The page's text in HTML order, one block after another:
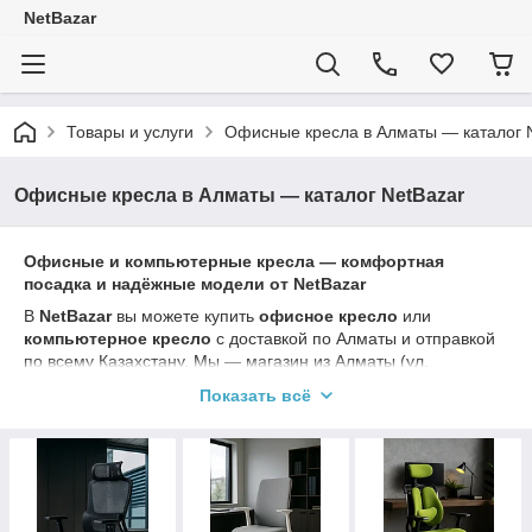
NetBazar
Товары и услуги Офисные кресла в Алматы — каталог
Офисные кресла в Алматы — каталог NetBazar
Офисные и компьютерные кресла — комфортная
посадка и надёжные модели от NetBazar
В NetBazarвы можете купить офисное кресло или
компьютерное кресло с доставкой по Алматы и отправкой
по всему Казахстану. Мы — магазин из Алматы (ул.
более 20 000 продаж— поэтому делаем упор не
поставки и поддержку после покупки.
Какие кресла есть в каталоге
Офисные кресла для сотрудников
Показать всё